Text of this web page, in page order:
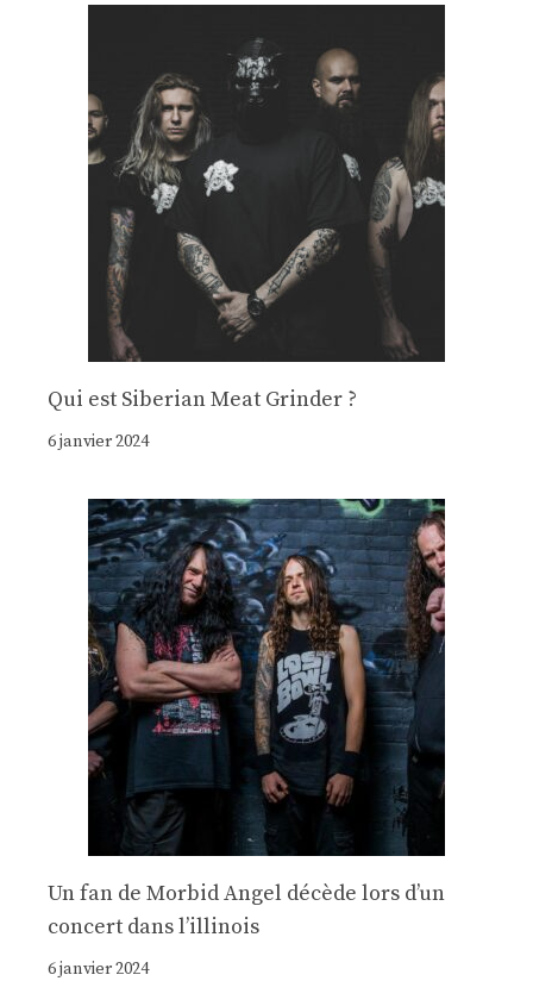
Qui est Siberian Meat Grinder ?
6 janvier 2024
Un fan de Morbid Angel décède lors d’un
concert dans l’illinois
6 janvier 2024